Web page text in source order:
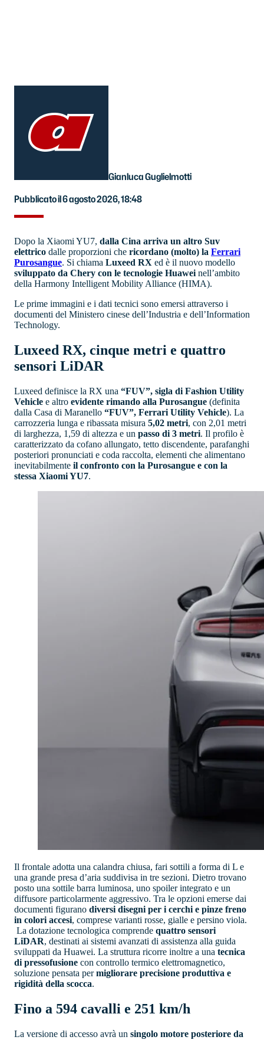
Gianluca Guglielmotti
Pubblicato il 6 agosto 2026, 18:48
Dopo la Xiaomi YU7, dalla Cina arriva un altro Suv
elettrico dalle proporzioni che ricordano (molto) la Ferrari
Purosangue. Si chiama Luxeed RX ed è il nuovo modello
sviluppato da Chery con le tecnologie Huawei nell’ambito
della Harmony Intelligent Mobility Alliance (HIMA).
Le prime immagini e i dati tecnici sono emersi attraverso i
documenti del Ministero cinese dell’Industria e dell’Information
Technology.
Luxeed RX, cinque metri e quattro
sensori LiDAR
Luxeed definisce la RX una “FUV”, sigla di Fashion Utility
Vehicle e altro evidente rimando alla Purosangue (definita
dalla Casa di Maranello “FUV”, Ferrari Utility Vehicle). La
carrozzeria lunga e ribassata misura 5,02 metri, con 2,01 metri
di larghezza, 1,59 di altezza e un passo di 3 metri. Il profilo è
caratterizzato da cofano allungato, tetto discendente, parafanghi
posteriori pronunciati e coda raccolta, elementi che alimentano
inevitabilmente il confronto con la Purosangue e con la
stessa Xiaomi YU7.
Il frontale adotta una calandra chiusa, fari sottili a forma di L e
una grande presa d’aria suddivisa in tre sezioni. Dietro trovano
posto una sottile barra luminosa, uno spoiler integrato e un
diffusore particolarmente aggressivo. Tra le opzioni emerse dai
documenti figurano diversi disegni per i cerchi e pinze freno
in colori accesi, comprese varianti rosse, gialle e persino viola.
La dotazione tecnologica comprende quattro sensori
LiDAR, destinati ai sistemi avanzati di assistenza alla guida
sviluppati da Huawei. La struttura ricorre inoltre a una tecnica
di pressofusione con controllo termico elettromagnetico,
soluzione pensata permigliorare precisione produttiva e
rigidità della scocca.
Fino a 594 cavalli e 251 km/h
La versione di accesso avrà un singolo motore posteriore da